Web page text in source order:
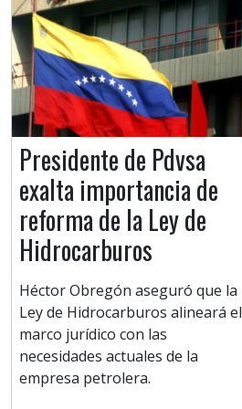
Presidente de Pdvsa
exalta importancia de
reforma de la Ley de
Hidrocarburos
Héctor Obregón aseguró que la
Ley de Hidrocarburos alineará el
marco jurídico con las
necesidades actuales de la
empresa petrolera.